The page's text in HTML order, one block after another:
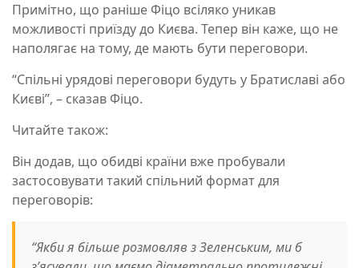
Примітно, що раніше Фіцо всіляко уникав
можливості приїзду до Києва. Тепер він каже, що не
наполягає на тому, де мають бути переговори.
“Спільні урядові переговори будуть у Братиславі або
Києві”, – сказав Фіцо.
Читайте також:
Він додав, що обидві країни вже пробували
застосовувати такий спільний формат для
переговорів:
“Якби я більше розмовляв з Зеленським, ми б